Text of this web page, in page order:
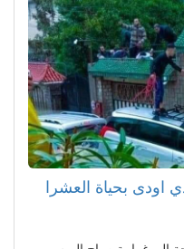
بحياة العشرا